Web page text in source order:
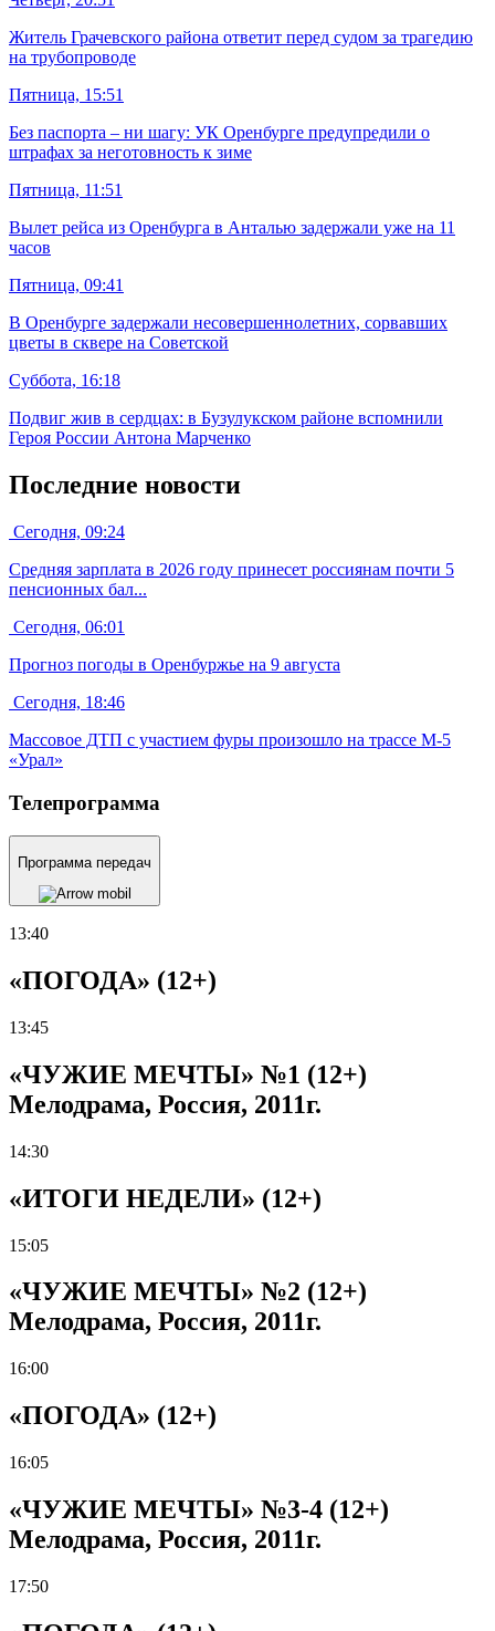
Житель Грачевского района ответит перед судом за трагедию
на трубопроводе
Пятница, 15:51
Без паспорта – ни шагу: УК Оренбурге предупредили о
штрафах за неготовность к зиме
Пятница, 11:51
Вылет рейса из Оренбурга в Анталью задержали уже на 11
часов
Пятница, 09:41
В Оренбурге задержали несовершеннолетних, сорвавших
цветы в сквере на Советской
Суббота, 16:18
Подвиг жив в сердцах: в Бузулукском районе вспомнили
Героя России Антона Марченко
Последние новости
Сегодня, 09:24
Средняя зарплата в 2026 году принесет россиянам почти 5
пенсионных бал...
Сегодня, 06:01
Прогноз погоды в Оренбуржье на 9 августа
Сегодня, 18:46
Массовое ДТП с участием фуры произошло на трассе М-5
«Урал»
Телепрограмма
Программа передач
13:40
«ПОГОДА» (12+)
13:45
«ЧУЖИЕ МЕЧТЫ» №1 (12+)
Мелодрама, Россия, 2011г.
14:30
«ИТОГИ НЕДЕЛИ» (12+)
15:05
«ЧУЖИЕ МЕЧТЫ» №2 (12+)
Мелодрама, Россия, 2011г.
16:00
«ПОГОДА» (12+)
16:05
«ЧУЖИЕ МЕЧТЫ» №3-4 (12+)
Мелодрама, Россия, 2011г.
17:50